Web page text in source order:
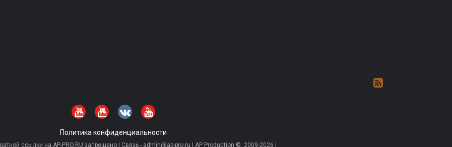
Политика конфиденциальности
ссылки на AP-PRO.RU запрещено | Связь - admin@ap-pro.ru | AP Production ©, 2009-2026 |